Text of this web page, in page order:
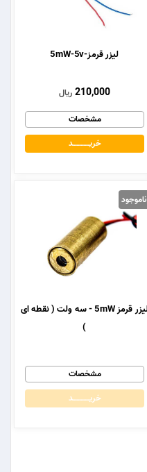
لیزر قرمز-5mW-5v
210,000 ریال
مشخصات
خریــــــــــــد
ناموجود
لیزر قرمز 5mW - سه ولت ( نقطه ای
)
مشخصات
خریــــــــــــد